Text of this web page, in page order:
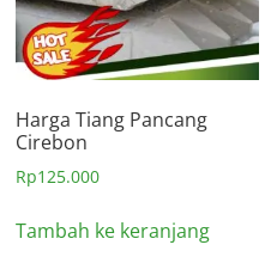
Harga Tiang Pancang
Cirebon
Rp125.000
Tambah ke keranjang